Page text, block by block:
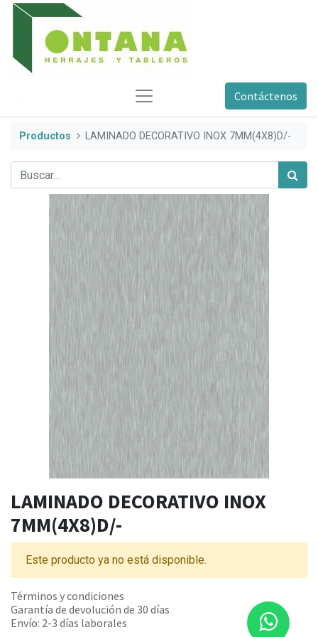
Contáctenos
Productos LAMINADO DECORATIVO INOX 7MM(4X8)D/-
LAMINADO DECORATIVO INOX
7MM(4X8)D/-
Este producto ya no está disponible.
Términos y condiciones
Garantía de devolución de 30 días
Envío: 2-3 días laborales